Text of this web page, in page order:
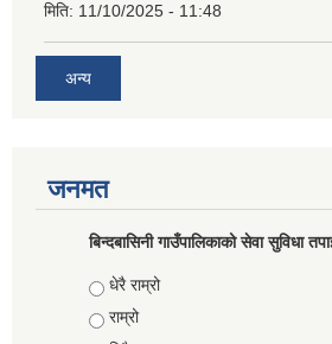
मिति: 11/10/2025 - 11:48
अन्य
जनमत
बिन्दबासिनी गाउँपालिकाको सेवा सुविधा
Choices
धेरै राम्रो
राम्रो